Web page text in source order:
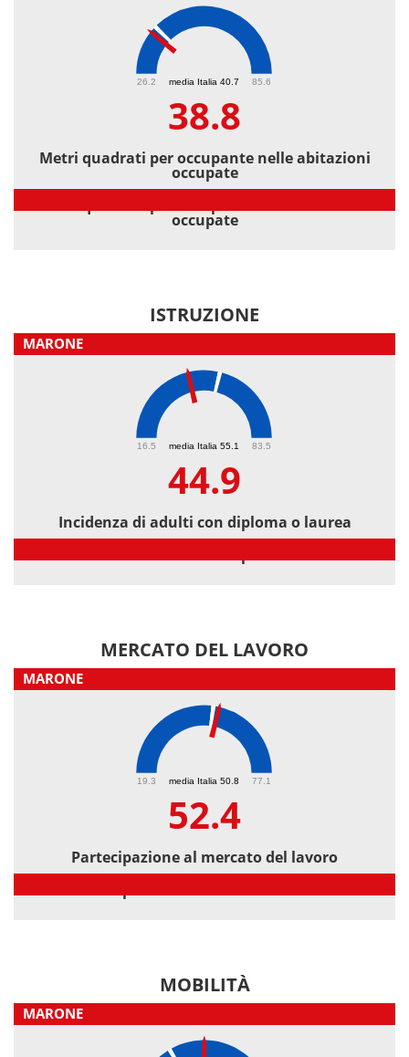
media Italia 40.7
26.2 85.6
38.8
Metri quadrati per occupante nelle abitazioni
occupate
occupate
ISTRUZIONE
MARONE
media Italia 55.1
16.5 83.5
44.9
Incidenza di adulti con diploma o laurea
MERCATO DEL LAVORO
MARONE
media Italia 50.8
19.3 77.1
52.4
Partecipazione al mercato del lavoro
MOBILITÀ
MARONE